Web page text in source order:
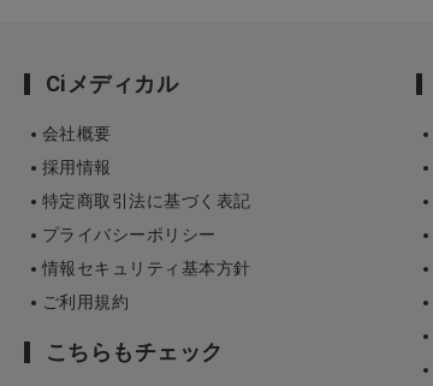
Ciメディカル
会社概要
採用情報
特定商取引法に基づく表記
プライバシーポリシー
情報セキュリティ基本方針
ご利用規約
こちらもチェック